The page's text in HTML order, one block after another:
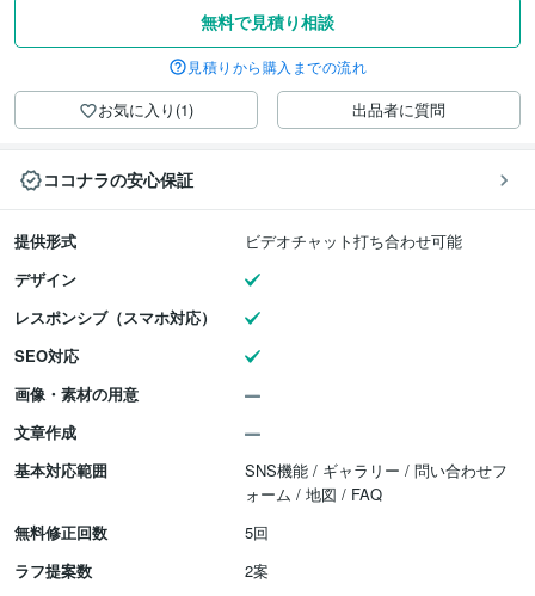
無料で見積り相談
見積りから購入までの流れ
お気に入り(1) 出品者に質問
ココナラの安心保証
提供形式
ビデオチャット打ち合わせ可能
デザイン
レスポンシブ（スマホ対応）
SEO対応
画像・素材の用意
文章作成
基本対応範囲
SNS機能 / ギャラリー / 問い合わせフ
ォーム / 地図 / FAQ
無料修正回数
5回
ラフ提案数
2案